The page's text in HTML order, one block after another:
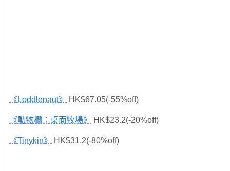
《Loddlenaut》 HK$67.05(-55%off)
《動物欄：桌面牧場》 HK$23.2(-20%off)
《Tinykin》 HK$31.2(-80%off)